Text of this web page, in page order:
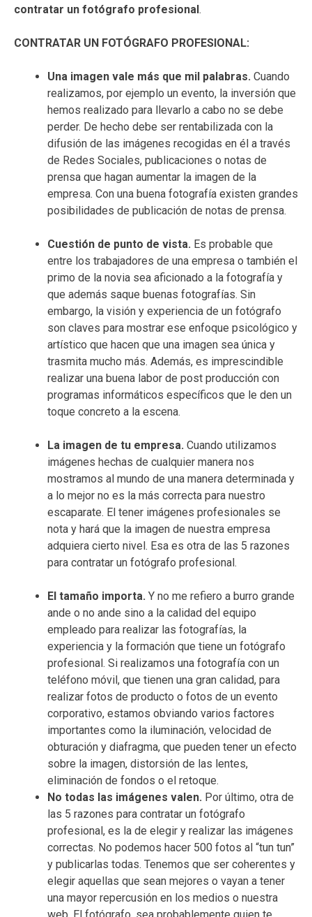
contratar un fotógrafo profesional.
CONTRATAR UN FOTÓGRAFO PROFESIONAL:
Una imagen vale más que mil palabras. Cuando
realizamos, por ejemplo un evento, la inversión que
hemos realizado para llevarlo a cabo no se debe
perder. De hecho debe ser rentabilizada con la
difusión de las imágenes recogidas en él a través
de Redes Sociales, publicaciones o notas de
prensa que hagan aumentar la imagen de la
empresa. Con una buena fotografía existen grandes
posibilidades de publicación de notas de prensa.
Cuestión de punto de vista. Es probable que
entre los trabajadores de una empresa o también el
primo de la novia sea aficionado a la fotografía y
que además saque buenas fotografías. Sin
embargo, la visión y experiencia de un fotógrafo
son claves para mostrar ese enfoque psicológico y
artístico que hacen que una imagen sea única y
trasmita mucho más. Además, es imprescindible
realizar una buena labor de post producción con
programas informáticos específicos que le den un
toque concreto a la escena.
La imagen de tu empresa. Cuando utilizamos
imágenes hechas de cualquier manera nos
mostramos al mundo de una manera determinada y
a lo mejor no es la más correcta para nuestro
escaparate. El tener imágenes profesionales se
nota y hará que la imagen de nuestra empresa
adquiera cierto nivel. Esa es otra de las 5 razones
para contratar un fotógrafo profesional.
El tamaño importa. Y no me refiero a burro grande
ande o no ande sino a la calidad del equipo
empleado para realizar las fotografías, la
experiencia y la formación que tiene un fotógrafo
profesional. Si realizamos una fotografía con un
teléfono móvil, que tienen una gran calidad, para
realizar fotos de producto o fotos de un evento
corporativo, estamos obviando varios factores
importantes como la iluminación, velocidad de
obturación y diafragma, que pueden tener un efecto
sobre la imagen, distorsión de las lentes,
eliminación de fondos o el retoque.
No todas las imágenes valen. Por último, otra de
las 5 razones para contratar un fotógrafo
profesional, es la de elegir y realizar las imágenes
correctas. No podemos hacer 500 fotos al “tun tun”
y publicarlas todas. Tenemos que ser coherentes y
elegir aquellas que sean mejores o vayan a tener
una mayor repercusión en los medios o nuestra